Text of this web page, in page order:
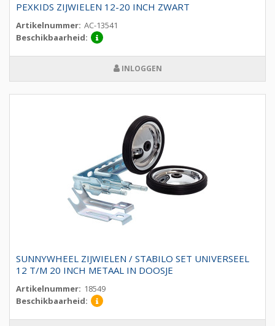
PEXKIDS ZIJWIELEN 12-20 INCH ZWART
Artikelnummer: AC-13541
Beschikbaarheid:
INLOGGEN
SUNNYWHEEL ZIJWIELEN / STABILO SET UNIVERSEEL
12 T/M 20 INCH METAAL IN DOOSJE
Artikelnummer: 18549
Beschikbaarheid: